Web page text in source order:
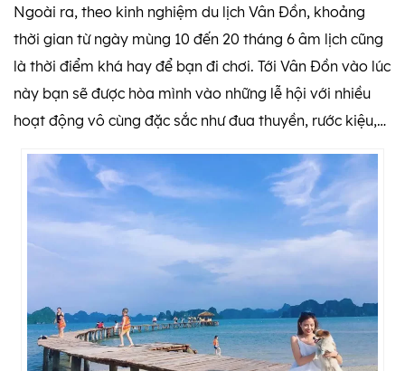
Ngoài ra, theo kinh nghiệm du lịch Vân Đồn, khoảng
thời gian từ ngày mùng 10 đến 20 tháng 6 âm lịch cũng
là thời điểm khá hay để bạn đi chơi. Tới Vân Đồn vào lúc
này bạn sẽ được hòa mình vào những lễ hội với nhiều
hoạt động vô cùng đặc sắc như đua thuyền, rước kiệu,…